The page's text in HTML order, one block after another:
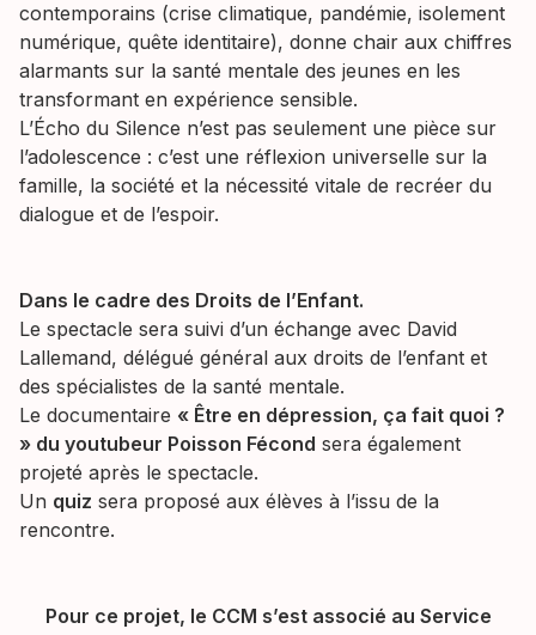
contemporains (crise climatique, pandémie, isolement
numérique, quête identitaire), donne chair aux chiffres
alarmants sur la santé mentale des jeunes en les
transformant en expérience sensible.
L’Écho du Silence n’est pas seulement une pièce sur
l’adolescence : c’est une réflexion universelle sur la
famille, la société et la nécessité vitale de recréer du
dialogue et de l’espoir.
Dans le cadre des Droits de l’Enfant.
Le spectacle sera suivi d’un échange avec David
Lallemand, délégué général aux droits de l’enfant et
des spécialistes de la santé mentale.
Le documentaire « Être en dépression, ça fait quoi ?
» du youtubeur Poisson Fécond sera également
projeté après le spectacle.
Un quiz sera proposé aux élèves à l’issu de la
rencontre.
Pour ce projet, le CCM s’est associé au Service